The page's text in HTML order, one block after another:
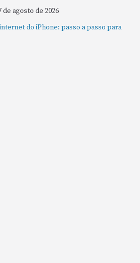
de agosto de 2026
do iPhone: passo a passo para